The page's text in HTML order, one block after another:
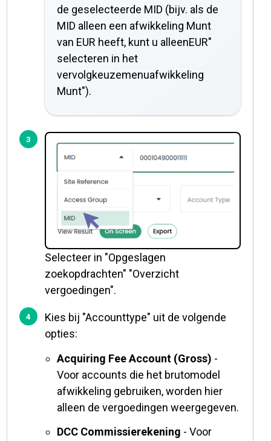
de geselecteerde MID (bijv. als de
MID alleen een afwikkeling Munt
van EUR heeft, kunt u alleenEUR"
selecteren in het
vervolgkeuzemenuafwikkeling
Munt").
Selecteer in "Opgeslagen
zoekopdrachten" "Overzicht
vergoedingen".
Kies bij "Accounttype" uit de volgende
opties:
Acquiring Fee Account (Gross) -
Voor accounts die het brutomodel
afwikkeling gebruiken, worden hier
alleen de vergoedingen weergegeven.
DCC Commissierekening - Voor